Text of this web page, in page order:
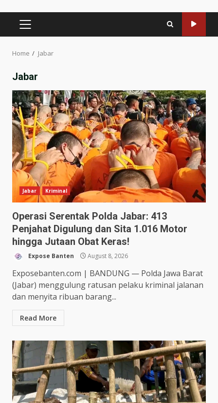
PRIMARY
MENU
Home Jabar
Jabar
Jabar Kriminal
Operasi Serentak Polda Jabar: 413
Penjahat Digulung dan Sita 1.016 Motor
hingga Jutaan Obat Keras!
Expose Banten August 8, 2026
Exposebanten.com | BANDUNG — Polda Jawa Barat
(Jabar) menggulung ratusan pelaku kriminal jalanan
dan menyita ribuan barang...
Read More